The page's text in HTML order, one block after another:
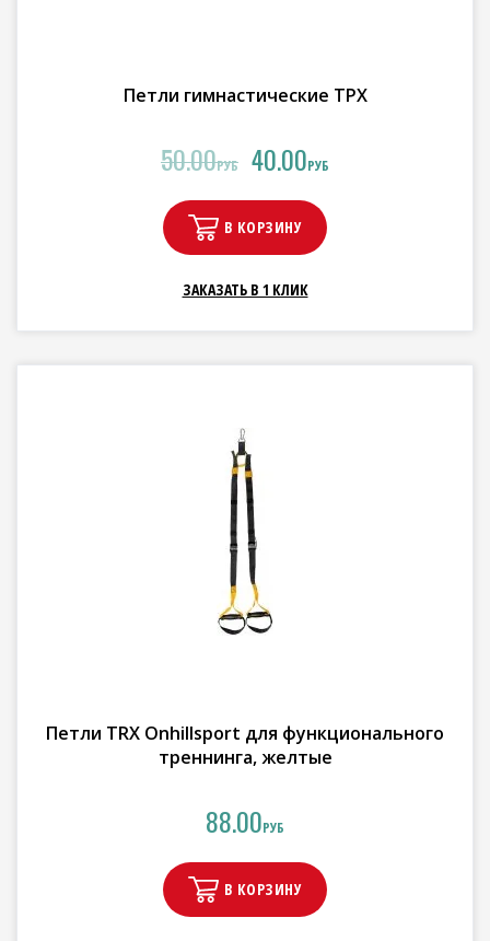
Петли гимнастические ТРХ
50.00РУБ 40.00РУБ
В КОРЗИНУ
ЗАКАЗАТЬ В 1 КЛИК
Петли TRX Onhillsport для функционального
треннинга, желтые
88.00РУБ
В КОРЗИНУ